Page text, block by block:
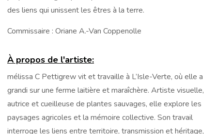
des liens qui unissent les êtres à la terre.
Commissaire : Oriane A.-Van Coppenolle
À propos de l'artiste:
mélissa C Pettigrew vit et travaille à L’Isle-Verte, où elle a
grandi sur une ferme laitière et maraîchère. Artiste visuelle,
autrice et cueilleuse de plantes sauvages, elle explore les
paysages agricoles et la mémoire collective. Son travail
interroge les liens entre territoire, transmission et héritage,